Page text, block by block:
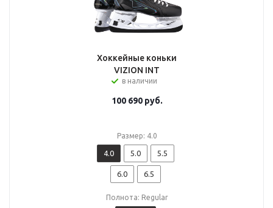
Хоккейные коньки
VIZION INT
в наличии
100 690руб.
Размер: 4.0
4.0 5.0 5.5
6.0 6.5
Полнота: Regular